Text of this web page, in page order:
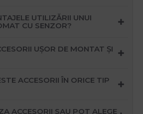
UTILIZĂRII UNUI
CU SENZOR?
UȘOR DE MONTAT ȘI
ACCESORII ÎN ORICE TIP
ACCESORII SAU POT ALEGE